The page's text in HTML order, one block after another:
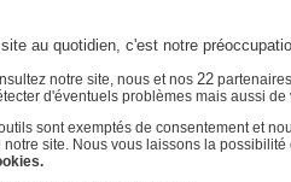
au quotidien, c'est notre
notre site, nous et nos 22
d'éventuels problèmes mais aussi
sont exemptés de consentement et
site. Nous vous laissons la possibilité